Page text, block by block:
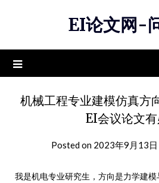
EI论文网-
机械工程专业建模仿真方
EI会议论文
Posted on 2023年9月13日
我是机电专业研究生，方向是力学建